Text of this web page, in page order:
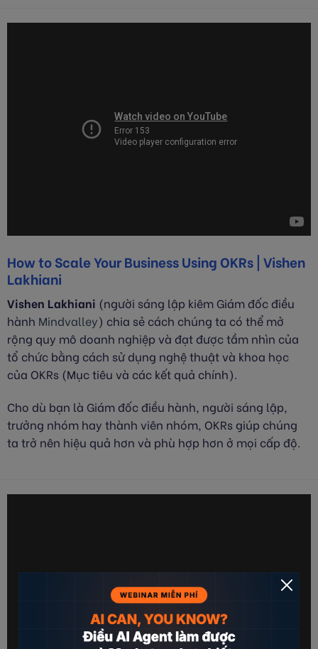
How to Scale Your Business Using OKRs | Vishen
Lakhiani
Vishen Lakhiani (người sáng lập kiêm Giám đốc điều
hành Mindvalley) chia sẻ cách chúng ta có thể mở
rộng quy mô doanh nghiệp và đạt được tầm nhìn của
tổ chức bằng cách sử dụng nghệ thuật và khoa học
của OKRs (Mục tiêu và các kết quả chính).
Cho dù bạn là Giám đốc điều hành, người sáng lập,
trưởng nhóm hay thành viên nhóm, OKRs giúp chúng
ta trở nên hiệu quả hơn và phù hợp hơn ở mọi cấp độ.